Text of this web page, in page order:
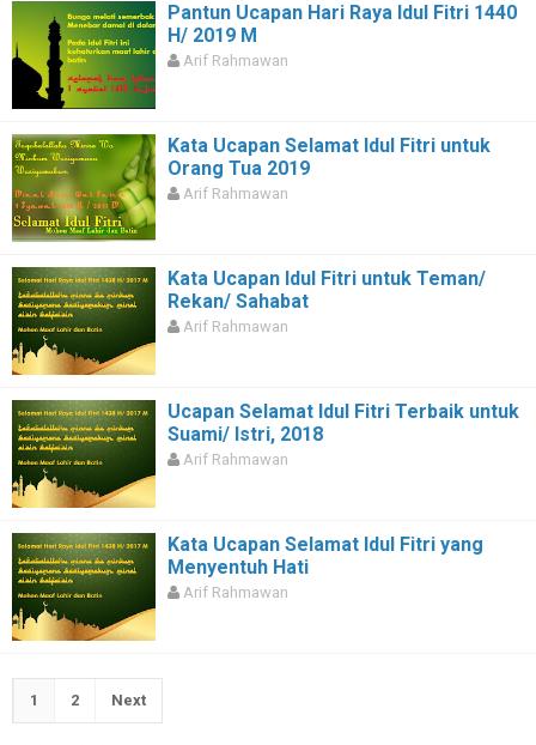
Pantun Ucapan Hari Raya Idul Fitri 1440
H/ 2019 M
Arif Rahmawan
Kata Ucapan Selamat Idul Fitri untuk
Orang Tua 2019
Arif Rahmawan
Kata Ucapan Idul Fitri untuk Teman/
Rekan/ Sahabat
Arif Rahmawan
Ucapan Selamat Idul Fitri Terbaik untuk
Suami/ Istri, 2018
Arif Rahmawan
Kata Ucapan Selamat Idul Fitri yang
Menyentuh Hati
Arif Rahmawan
1 2 Next